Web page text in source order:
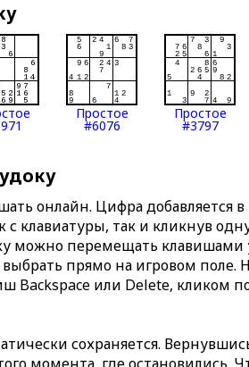
Простое
#6076
Простое
#3797
онлайн. Цифра
клавиатуры, так и кликнув
можно перемещать клавишами
прямо на игровом
Backspace или Delete, кликом
сохраняется.